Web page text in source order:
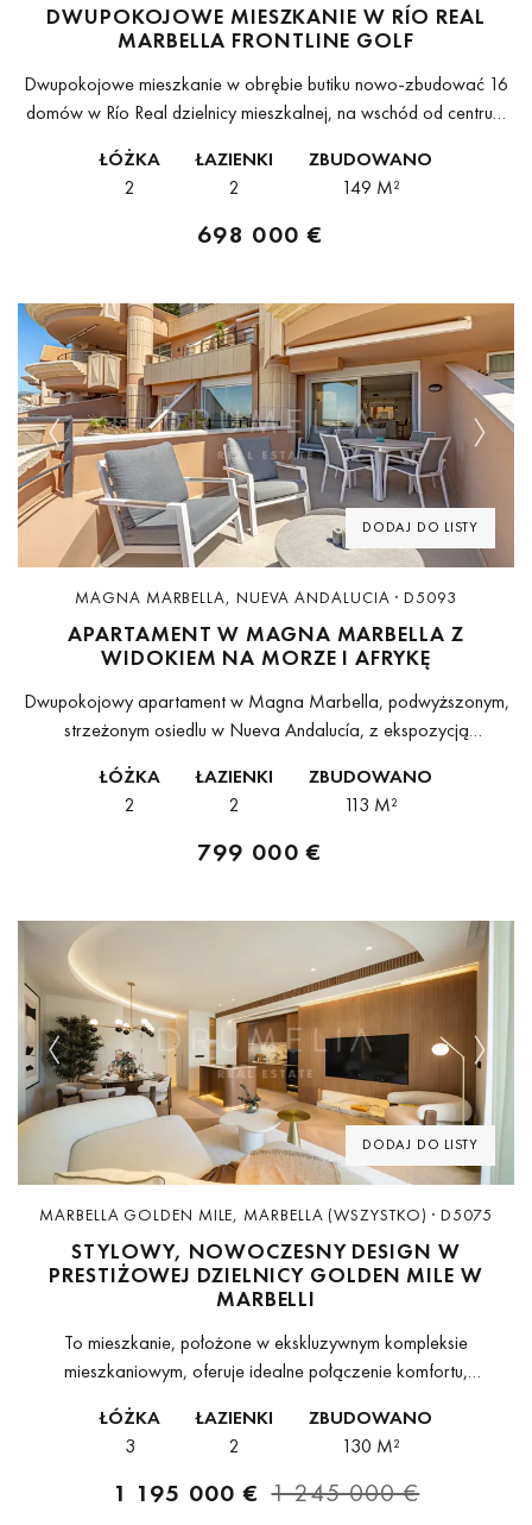
DWUPOKOJOWE MIESZKANIE W RÍO REAL
MARBELLA FRONTLINE GOLF
Dwupokojowe mieszkanie w obrębie butiku nowo-zbudować 16
domów w Río Real dzielnicy mieszkalnej, na wschód od centrum
w sąsiedztwie przyszłości...
ŁÓŻKA
2
ŁAZIENKI
2
ZBUDOWANO
149 M²
698 000 €
DODAJ DO LISTY
Previous Next
MAGNA MARBELLA, NUEVA ANDALUCIA · D5093
APARTAMENT W MAGNA MARBELLA Z
WIDOKIEM NA MORZE I AFRYKĘ
Dwupokojowy apartament w Magna Marbella, podwyższonym,
strzeżonym osiedlu w Nueva Andalucía, z ekspozycją
Śródziemne, Gibraltar oraz wybrzeże Afryki Północnej. Kompleks
położony jest zaledwie kilka...
ŁÓŻKA
2
ŁAZIENKI
2
ZBUDOWANO
113 M²
799 000 €
DODAJ DO LISTY
Previous Next
MARBELLA GOLDEN MILE, MARBELLA (WSZYSTKO) · D5075
STYLOWY, NOWOCZESNY DESIGN W
PRESTIŻOWEJ DZIELNICY GOLDEN MILE W
MARBELLI
To mieszkanie, położone w ekskluzywnym kompleksie
mieszkaniowym, oferuje idealne połączenie komfortu,
zaprojektowany, aby maksymalnie wykorzystać naturalne światło
i zapewnić płynne przejście między przestrzenią...
ŁÓŻKA
3
ŁAZIENKI
2
ZBUDOWANO
130 M²
1 195 000 € 1 245 000 €